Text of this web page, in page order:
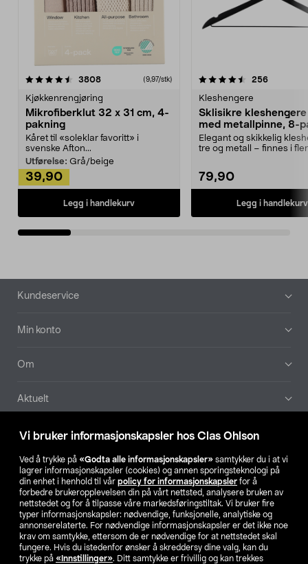
Vi bruker informasjonskapsler hos Clas Ohlson
Ved å trykke på «Godta alle informasjonskapsler» samtykker du i at vi
lagrer informasjonskapsler (cookies) og annen sporingsteknologi på
din enhet i henhold til vår policy for informasjonskapsler for å
forbedre brukeropplevelsen din på vårt nettsted, analysere bruken av
nettstedet og for å tilpasse våre markedsføringstiltak. Vi bruker fire
typer informasjonskapsler: nødvendige, funksjonelle, analytiske og
annonserelaterte. For nødvendige informasjonskapsler er det ikke noe
krav om samtykke, ettersom de er nødvendige for at nettstedet skal
fungere. Hvis du istedenfor ønsker å skreddersy dine valg, kan du
trykke på «Innstillinger». Ditt samtykke er frivillig og kan trekkes
3808anmeldelser(9,97/stk)
Kjøkkenrengjøring
Mikrofiberklut 32 x 31 cm, 4-
pakning
Kåret til «soleklar favoritt» i
svenske Afton...
Utførelse: Grå/beige
39,90
Legg i handlekurv
4.5av 5 stjerner 256
Kleshengere
Sklisikre
med metallpinne, 8-
Elegant og skikkelig
tre og metall – finnes i
79,90
Legg i handlekurv
4.5av 5 stjerner
Bunntekst
Kundeservice
Min konto
Om
Aktuelt
Våre selskaper
Finn din butikk
SE NO FI